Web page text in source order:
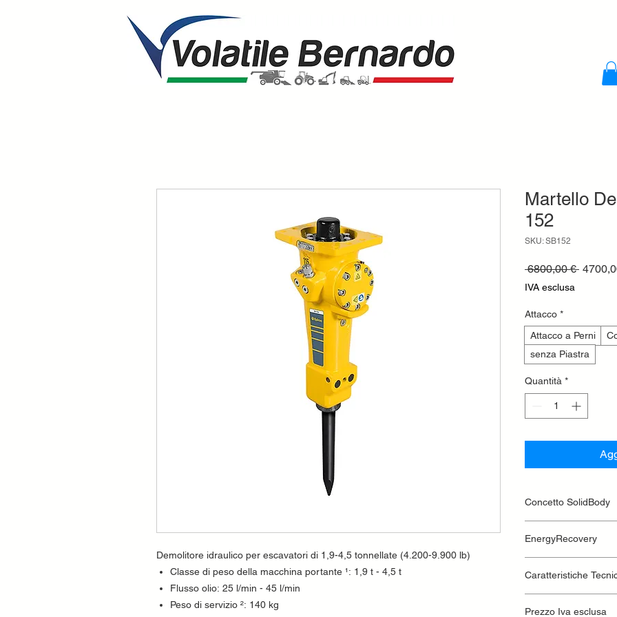
Demolitore idraulico per escavatori di 1,9-4,5 tonnellate (4.200-9.900 lb)
Classe di peso della macchina portante ¹: 1,9 t - 4,5 t
Flusso olio: 25 l/min - 45 l/min
Peso di servizio ²: 140 kg
Martello
152
SKU: SB152
6800,00 € Prezzo
IVA esclusa
Attacco *
Attacco a Perni
senza Piastra
Quantità *
Concetto SolidBody
guida in un unico
numero totale delle
elementi
manovrabilità. Il
EnergyRecovery
utilizzata per
necessità di ulteriori
ridurre le vibrazioni.
Caratteristiche
Classe di peso della
Prezzo Iva esclusa